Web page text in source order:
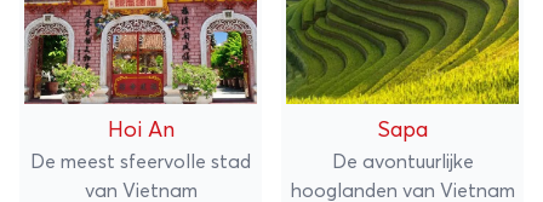
Hoi An
De meest sfeervolle stad
van Vietnam
Sapa
De avontuurlijke
hooglanden van Vietnam